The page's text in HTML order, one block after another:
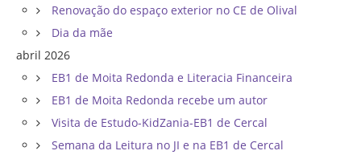
Renovação do espaço exterior no CE de Olival
Dia da mãe
abril 2026
EB1 de Moita Redonda e Literacia Financeira
EB1 de Moita Redonda recebe um autor
Visita de Estudo-KidZania-EB1 de Cercal
Semana da Leitura no JI e na EB1 de Cercal